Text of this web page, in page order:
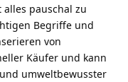
pauschal zu
Begriffe und
von
Käufer und kann
umweltbewusster